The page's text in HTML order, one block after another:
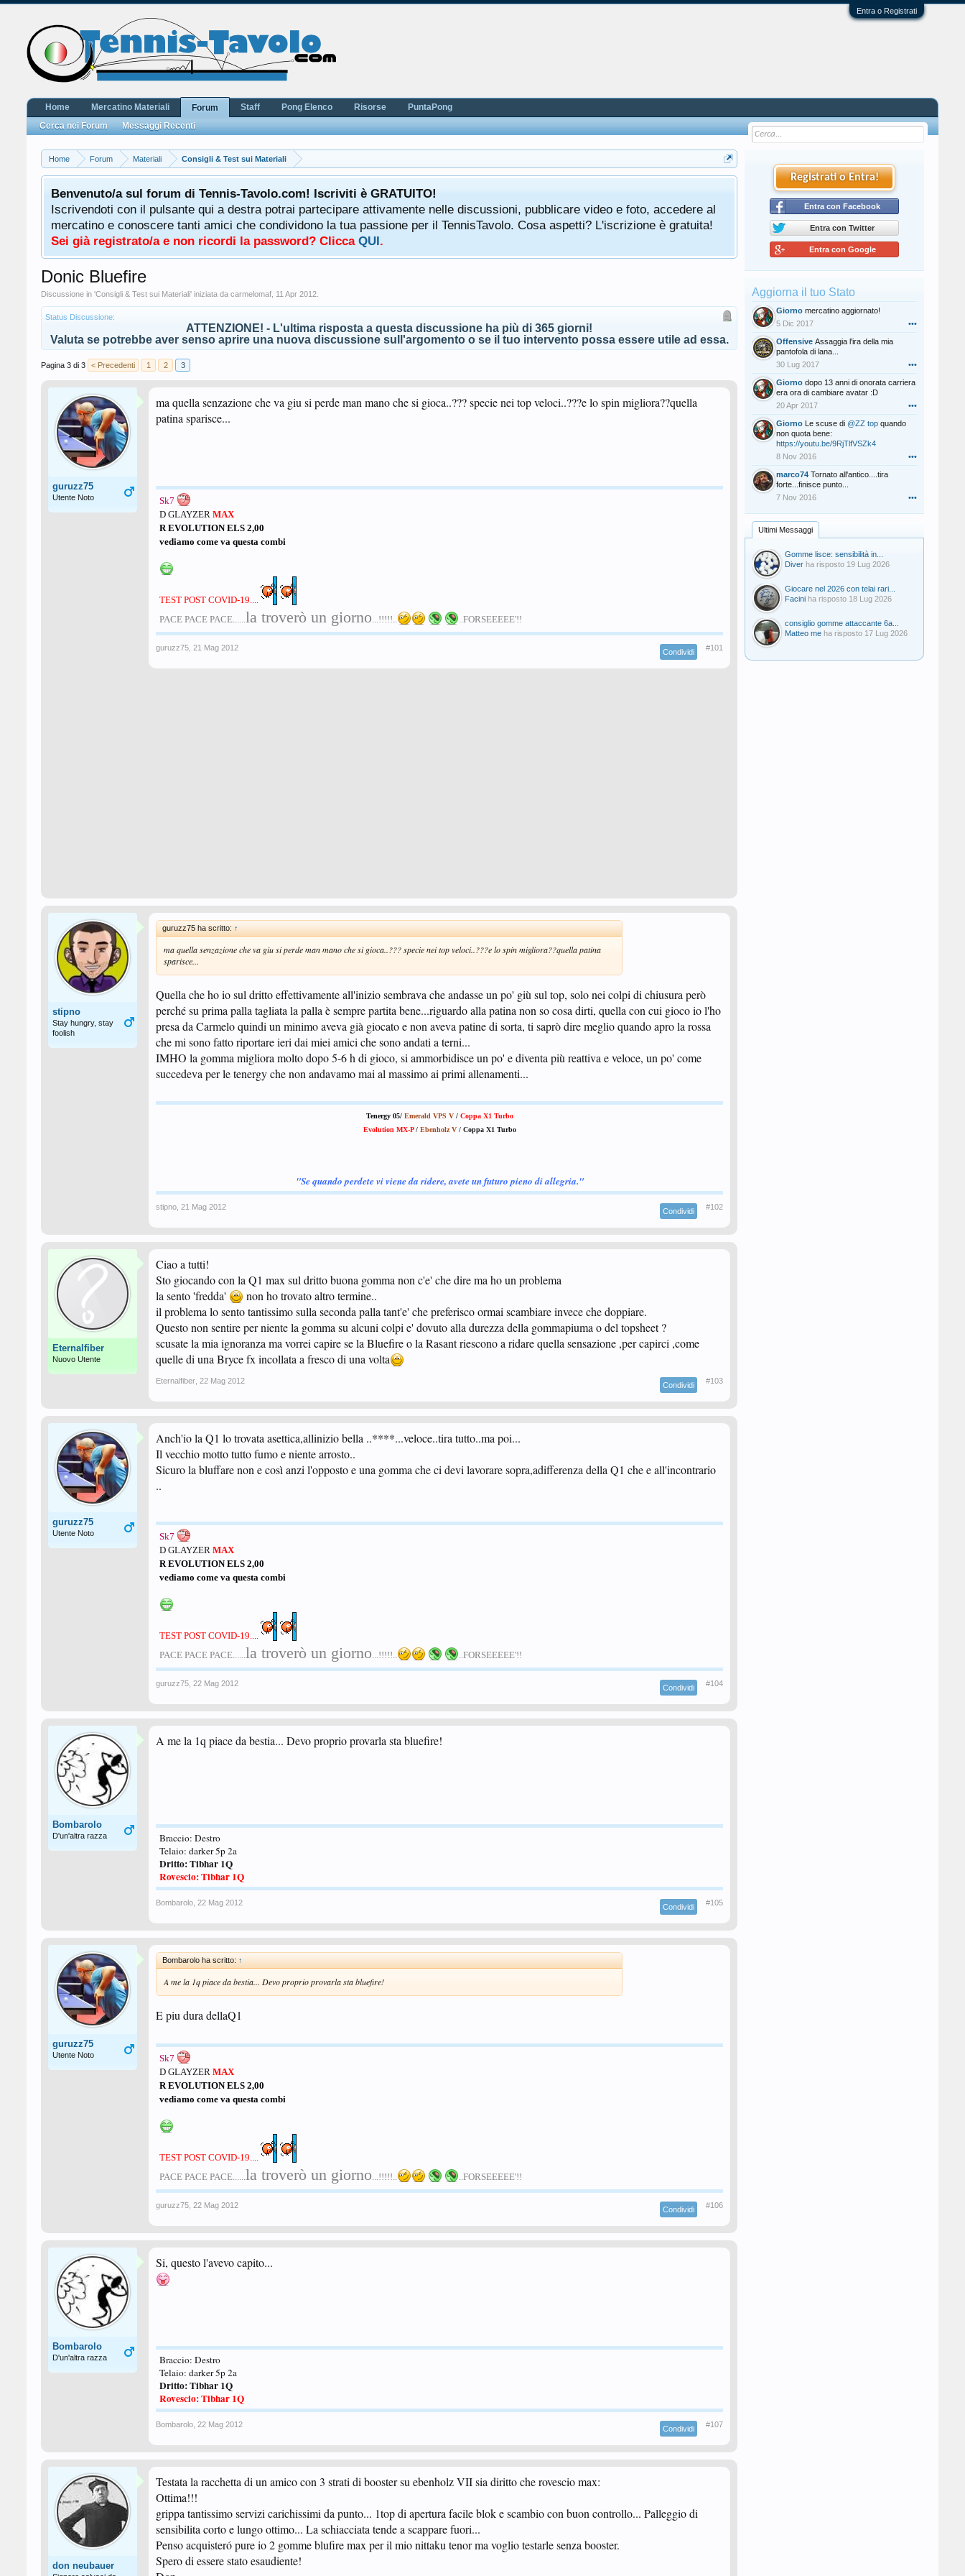
Entra o Registrati
Home Forum Materiali Consigli & Test sui Materiali
Benvenuto/a sul forum di Tennis-Tavolo.com! Iscriviti è GRATUITO!
Iscrivendoti con il pulsante qui a destra potrai partecipare attivamente nelle discussioni, pubblicare video e foto, accedere al
mercatino e conoscere tanti amici che condividono la tua passione per il TennisTavolo. Cosa aspetti? L'iscrizione è gratuita!
Sei già registrato/a e non ricordi la password? Clicca QUI.
Donic Bluefire
Discussione in 'Consigli & Test sui Materiali' iniziata da carmelomaf 11 Apr 2012
Status Discussione:
ATTENZIONE! - L'ultima risposta a questa discussione ha più di 365 giorni!
Valuta se potrebbe aver senso aprire una nuova discussione sull'argomento o se il tuo intervento possa essere utile ad essa.
Pagina 3 di 3 < Precedenti 1 2 3
guruzz75
Utente Noto
ma quella senzazione che va giu si perde man mano che si gioca..??? specie nei top veloci..???e lo spin migliora??quella
patina sparisce...
Sk7
D GLAYZER MAX
R EVOLUTION ELS 2,00
vediamo come va questa combi
TEST POST COVID-19....
PACE PACE PACE......la troverò un giorno...!!!!!.. ..FORSEEEEE'!!
guruzz75 21 Mag 2012 Condividi #101
stipno
Stay hungry, stay
foolish
guruzz75 ha scritto: ↑
ma quella senzazione che va giu si perde man mano che si gioca..??? specie nei top veloci..???e lo spin migliora??quella patina
sparisce...
Quella che ho io sul dritto effettivamente all'inizio sembrava che andasse un po' giù sul top, solo nei colpi di chiusura però
perché su prima palla tagliata la palla è sempre partita bene...riguardo alla patina non so cosa dirti, quella con cui gioco io l'ho
presa da Carmelo quindi un minimo aveva già giocato e non aveva patine di sorta, ti saprò dire meglio quando apro la rossa
che mi sono fatto riportare ieri dai miei amici che sono andati a terni...
IMHO la gomma migliora molto dopo 5-6 h di gioco, si ammorbidisce un po' e diventa più reattiva e veloce, un po' come
succedeva per le tenergy che non andavamo mai al massimo ai primi allenamenti...
Tenergy 05/ Emerald VPS V / Coppa X1 Turbo
Evolution MX-P/ Ebenholz V / Coppa X1 Turbo
"Se quando perdete vi viene da ridere, avete un futuro pieno di allegria."
stipno 21 Mag 2012 Condividi #102
Eternalfiber
Nuovo Utente
Ciao a tutti!
Sto giocando con la Q1 max sul dritto buona gomma non c'e' che dire ma ho un problema
la sento 'fredda'
non ho trovato altro termine..
il problema lo sento tantissimo sulla seconda palla tant'e' che preferisco ormai scambiare invece che doppiare.
Questo non sentire per niente la gomma su alcuni colpi e' dovuto alla durezza della gommapiuma o del topsheet ?
scusate la mia ignoranza ma vorrei capire se la Bluefire o la Rasant riescono a ridare quella sensazione ,per capirci ,come
quelle di una Bryce fx incollata a fresco di una volta
Eternalfiber 22 Mag 2012 Condividi #103
guruzz75
Utente Noto
Anch'io la Q1 lo trovata asettica,allinizio bella ..****...veloce..tira tutto..ma poi...
Il vecchio motto tutto fumo e niente arrosto..
Sicuro la bluffare non e così anzi l'opposto e una gomma che ci devi lavorare sopra,adifferenza della Q1 che e all'incontrario
..
Sk7
D GLAYZER MAX
R EVOLUTION ELS 2,00
vediamo come va questa combi
TEST POST COVID-19....
PACE PACE PACE......la troverò un giorno...!!!!!.. ..FORSEEEEE'!!
guruzz75 22 Mag 2012 Condividi #104
Bombarolo
D'un'altra razza
A me la 1q piace da bestia... Devo proprio provarla sta bluefire!
Braccio: Destro
Telaio: darker 5p 2a
Dritto: Tibhar 1Q
Rovescio: Tibhar 1Q
Bombarolo 22 Mag 2012 Condividi #105
guruzz75
Utente Noto
Bombarolo ha scritto: ↑
A me la 1q piace da bestia... Devo proprio provarla sta bluefire!
E piu dura dellaQ1
Sk7
D GLAYZER MAX
R EVOLUTION ELS 2,00
vediamo come va questa combi
TEST POST COVID-19....
PACE PACE PACE......la troverò un giorno...!!!!!.. ..FORSEEEEE'!!
guruzz75 22 Mag 2012 Condividi #106
Bombarolo
D'un'altra razza
Si, questo l'avevo capito...
Braccio: Destro
Telaio: darker 5p 2a
Dritto: Tibhar 1Q
Rovescio: Tibhar 1Q
Bombarolo 22 Mag 2012 Condividi #107
don neubauer
Testata la racchetta di un amico con 3 strati di booster su ebenholz VII sia diritto che rovescio max:
Ottima!!!
grippa tantissimo servizi carichissimi da punto... 1top di apertura facile blok e scambio con buon controllo... Palleggio di
sensibilita corto e lungo ottimo... La schiacciata tende a scappare fuori...
Penso acquisteró pure io 2 gomme blufire max per il mio nittaku tenor ma voglio testarle senza booster.
Spero di essere stato esaudiente!
Registrati o Entra!
Entra con Facebook
Entra con Twitter
Entra con Google
Aggiorna il tuo Stato
Giorno mercatino aggiornato!
5 Dic 2017
•••
Offensive Assaggia l'ira della mia
pantofola di lana...
30 Lug 2017
•••
Giorno dopo 13 anni di onorata carriera
era ora di cambiare avatar :D
20 Apr 2017
•••
Giorno Le scuse di @ZZ top quando
non quota bene:
https://youtu.be/9RjTlfVSZk4
8 Nov 2016
•••
marco74 Tornato all'antico....tira
forte...finisce punto...
7 Nov 2016
•••
Ultimi Messaggi
Gomme lisce: sensibilità in...
Diver ha risposto 19 Lug 2026
Giocare nel 2026 con telai rari...
Facini ha risposto 18 Lug 2026
consiglio gomme attaccante 6a...
Matteo me ha risposto 17 Lug 2026
Home Mercatino Materiali
Forum
Cerca nei Forum
Messaggi Recenti
Staff Pong Elenco Risorse PuntaPong